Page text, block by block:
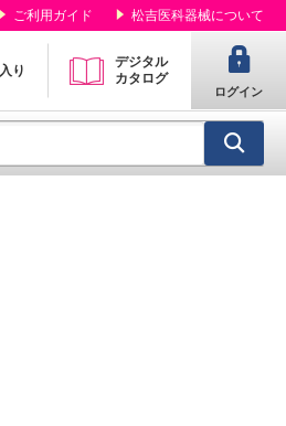
ご利用ガイド 松吉医科器械について
り
デジタル
カタログ
ログイン